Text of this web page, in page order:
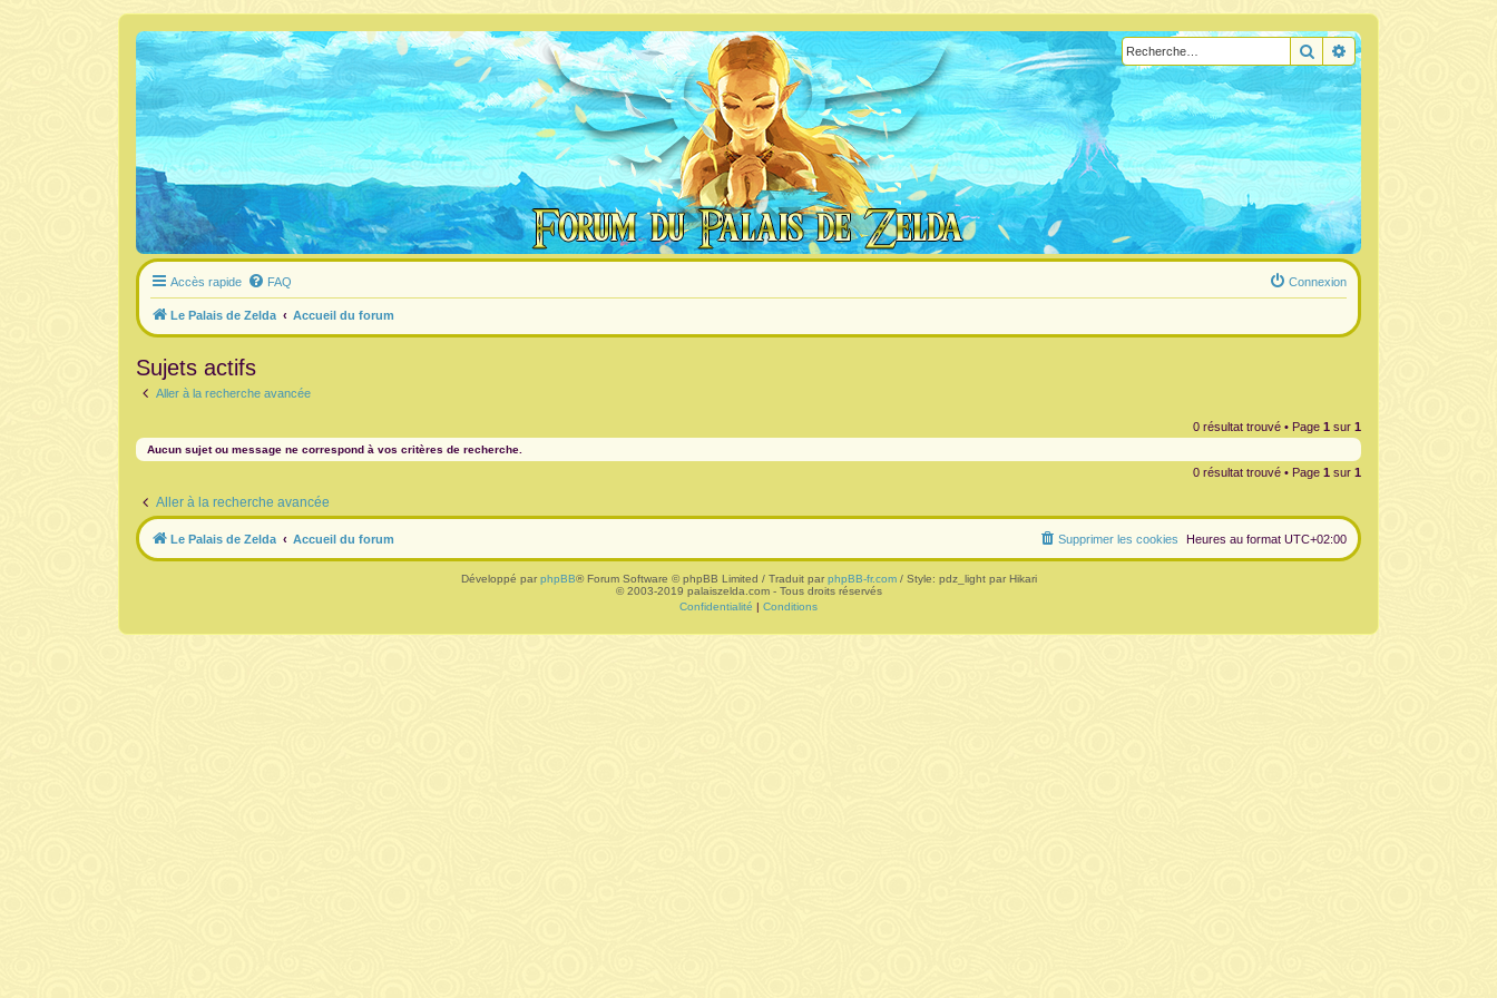
RechercherRecherche avancée
Accès rapide FAQ Connexion
Le Palais de Zelda Accueil du forum
Sujets actifs
Aller à la recherche avancée
0 résultat trouvé • Page 1 sur 1
Aucun sujet ou message ne correspond à vos critères de recherche.
0 résultat trouvé • Page 1 sur 1
Aller à la recherche avancée
Le Palais de Zelda Accueil du forum Heures au format UTC+02:00
Supprimer les cookies
Développé par phpBB® Forum Software © phpBB Limited / Traduit par phpBB-fr.com/ Style: pdz_light par Hikari
© 2003-2019 palaiszelda.com - Tous droits réservés
Confidentialité | Conditions